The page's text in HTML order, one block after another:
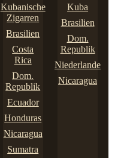
Kubanische
Zigarren
Brasilien
Costa
Rica
Dom.
Republik
Ecuador
Honduras
Nicaragua
Sumatra
Kuba
Brasilien
Dom.
Republik
Niederlande
Nicaragua